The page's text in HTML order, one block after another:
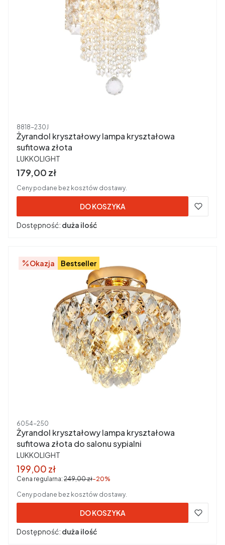
Kod produktu
8818-230J
Żyrandol kryształowy lampa kryształowa
sufitowa złota
PRODUCENT
LUKKOLIGHT
Cena brutto
179,00 zł
Ceny podane bez kosztów dostawy.
DO KOSZYKA
Dostępność: duża ilość
Okazja Bestseller
Kod produktu
6054-250
Żyrandol kryształowy lampa kryształowa
sufitowa złota do salonu sypialni
PRODUCENT
LUKKOLIGHT
Cena promocyjna brutto
199,00 zł
Cena regularna: 249,00 zł-20%
Ceny podane bez kosztów dostawy.
DO KOSZYKA
Dostępność: duża ilość